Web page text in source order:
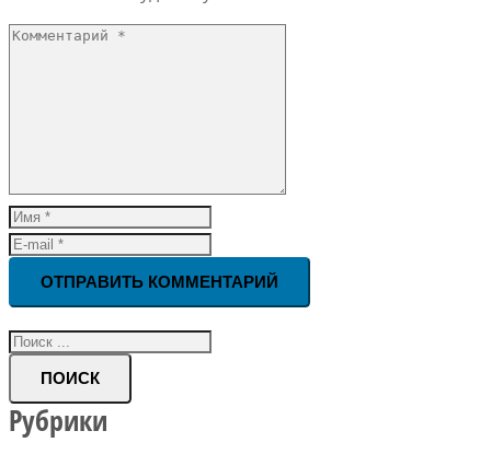
ОТПРАВИТЬ КОММЕНТАРИЙ
ПОИСК
Рубрики